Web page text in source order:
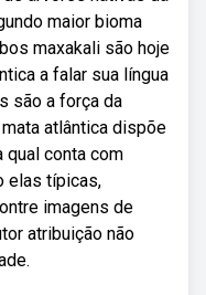
maior bioma
maxakali são hoje
a falar sua língua
são a força da
atlântica dispõe
qual conta com
elas típicas,
imagens de
atribuição não